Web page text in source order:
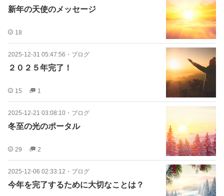
新年の天使のメッセージ
18
2025-12-31 05:47:56 ・ ブログ
２０２５年完了！
15 1
2025-12-21 03:08:10 ・ ブログ
冬至の光のポータル
29 2
2025-12-06 02:33:12 ・ ブログ
今年を完了するために大切なことは？